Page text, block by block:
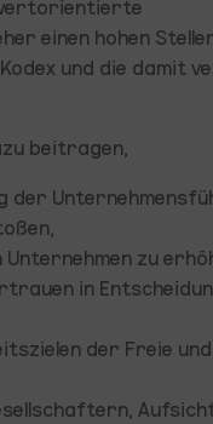
einen hohen
und die damit
beitragen,
der
zu
in
der Freie